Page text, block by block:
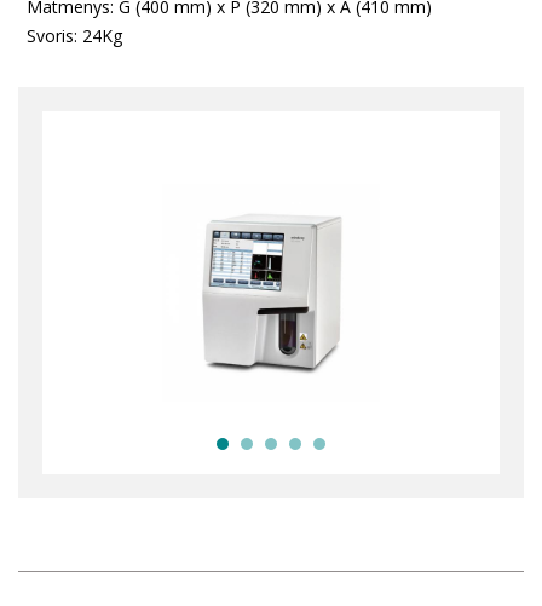
Matmenys: G (400 mm) x P (320 mm) x A (410 mm)
Svoris: 24Kg